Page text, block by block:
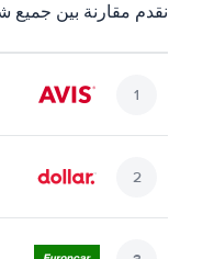
نقدم مقارنة بين جميع